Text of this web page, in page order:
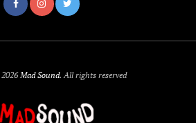
Mad Sound. All rights reserved